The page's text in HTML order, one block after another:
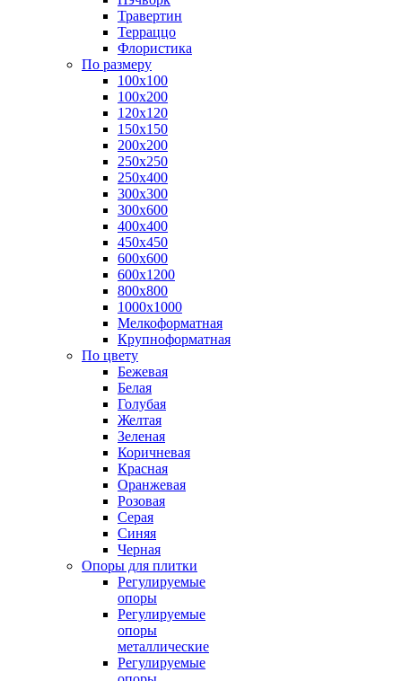
Травертин
Терраццо
Флористика
По размеру
100х100
100х200
120х120
150х150
200х200
250х250
250х400
300х300
300х600
400х400
450х450
600х600
600х1200
800х800
1000х1000
Мелкоформатная
Крупноформатная
По цвету
Бежевая
Белая
Голубая
Желтая
Зеленая
Коричневая
Красная
Оранжевая
Розовая
Серая
Синяя
Черная
Опоры для плитки
Регулируемые
опоры
Регулируемые
опоры
металлические
Регулируемые